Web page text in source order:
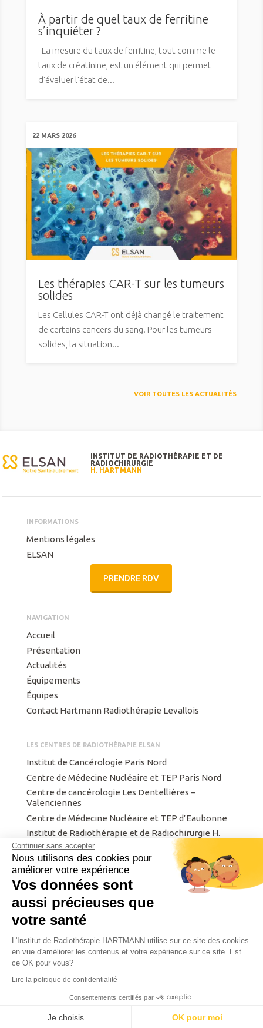
Continuer sans accepter
Nous utilisons des cookies pour
améliorer votre expérience
Vos données sont
aussi précieuses que
votre santé
L'Institut de Radiothérapie HARTMANN utilise sur ce site des cookies
en vue d'améliorer les contenus et votre expérience sur ce site. Est
ce OK pour vous?
Lire la politique de confidentialité
Consentements certifiés par
Je choisis OK pour moi
À partir de quel taux de ferritine
s’inquiéter ?
La mesure du taux de ferritine, tout comme le
taux de créatinine, est un élément qui permet
d'évaluer l'état de...
22 MARS 2026
Les thérapies CAR-T sur les tumeurs
solides
Les Cellules CAR-T ont déjà changé le traitement
de certains cancers du sang. Pour les tumeurs
solides, la situation...
VOIR TOUTES LES ACTUALITÉS
INSTITUT DE RADIOTHÉRAPIE ET DE
RADIOCHIRURGIE
H. HARTMANN
INFORMATIONS
Mentions légales
ELSAN
PRENDRE RDV
NAVIGATION
Accueil
Présentation
Actualités
Équipements
Équipes
Contact Hartmann Radiothérapie Levallois
LES CENTRES DE RADIOTHÉRAPIE ELSAN
Institut de Cancérologie Paris Nord
Centre de Médecine Nucléaire et TEP Paris Nord
Centre de cancérologie Les Dentellières –
Valenciennes
Centre de Médecine Nucléaire et TEP d’Eaubonne
Institut de Radiothérapie et de Radiochirurgie H.
Hartmann
Centre Finistérien de Radiothérapie et d’Oncologie
Institut privé de radiothérapie de Metz.
Intergroupe de Cancérologie et d’Onco-
radiothérapie du Nord Est
Agence Web Santé –Agence Web SEO
Copyright © 2016 - 2026 Seny SA. Tous droits réservés.